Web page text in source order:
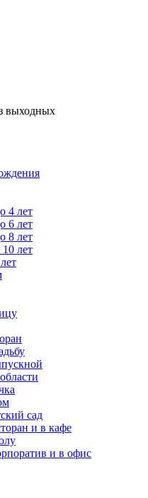
выходных
4 лет
6 лет
8 лет
лет
сад
и в кафе
и в офис